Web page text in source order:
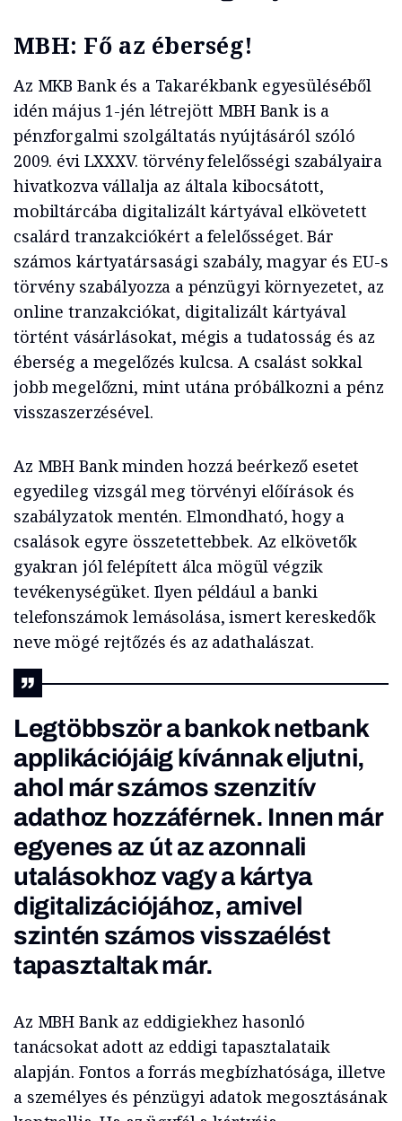
MBH: Fő az éberség!
Az MKB Bank és a Takarékbank egyesüléséből
idén május 1-jén létrejött MBH Bank is a
pénzforgalmi szolgáltatás nyújtásáról szóló
2009. évi LXXXV. törvény felelősségi szabályaira
hivatkozva vállalja az általa kibocsátott,
mobiltárcába digitalizált kártyával elkövetett
csalárd tranzakciókért a felelősséget. Bár
számos kártyatársasági szabály, magyar és EU-s
törvény szabályozza a pénzügyi környezetet, az
online tranzakciókat, digitalizált kártyával
történt vásárlásokat, mégis a tudatosság és az
éberség a megelőzés kulcsa. A csalást sokkal
jobb megelőzni, mint utána próbálkozni a pénz
visszaszerzésével.
Az MBH Bank minden hozzá beérkező esetet
egyedileg vizsgál meg törvényi előírások és
szabályzatok mentén. Elmondható, hogy a
csalások egyre összetettebbek. Az elkövetők
gyakran jól felépített álca mögül végzik
tevékenységüket. Ilyen például a banki
telefonszámok lemásolása, ismert kereskedők
neve mögé rejtőzés és az adathalászat.
Legtöbbször a bankok netbank
applikációjáig kívánnak eljutni,
ahol már számos szenzitív
adathoz hozzáférnek. Innen már
egyenes az út az azonnali
utalásokhoz vagy a kártya
digitalizációjához, amivel
szintén számos visszaélést
tapasztaltak már.
Az MBH Bank az eddigiekhez hasonló
tanácsokat adott az eddigi tapasztalataik
alapján. Fontos a forrás megbízhatósága, illetve
a személyes és pénzügyi adatok megosztásának